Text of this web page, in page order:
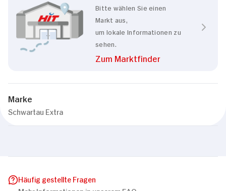
Bitte wählen Sie einen
Markt aus,
um lokale Informationen zu
sehen.
Zum Marktfinder
Marke
Schwartau Extra
Häufig gestellte Fragen